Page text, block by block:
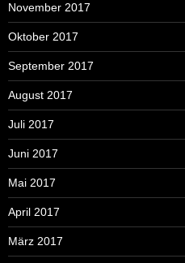
November 2017
Oktober 2017
September 2017
August 2017
Juli 2017
Juni 2017
Mai 2017
April 2017
März 2017